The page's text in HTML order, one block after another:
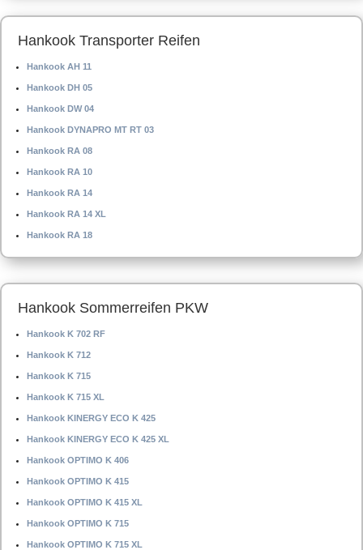
Hankook Transporter Reifen
Hankook AH 11
Hankook DH 05
Hankook DW 04
Hankook DYNAPRO MT RT 03
Hankook RA 08
Hankook RA 10
Hankook RA 14
Hankook RA 14 XL
Hankook RA 18
Hankook Sommerreifen PKW
Hankook K 702 RF
Hankook K 712
Hankook K 715
Hankook K 715 XL
Hankook KINERGY ECO K 425
Hankook KINERGY ECO K 425 XL
Hankook OPTIMO K 406
Hankook OPTIMO K 415
Hankook OPTIMO K 415 XL
Hankook OPTIMO K 715
Hankook OPTIMO K 715 XL